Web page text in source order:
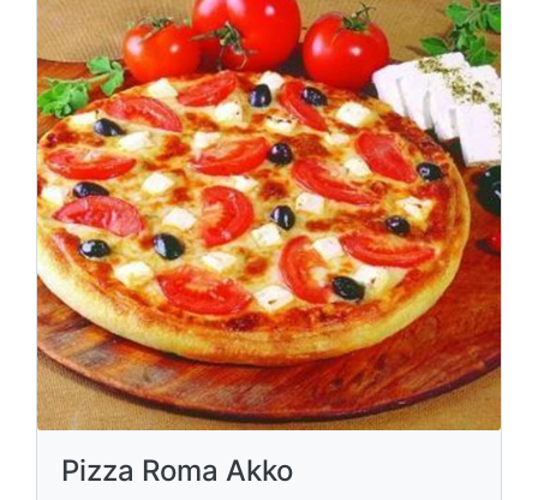
Pizza Roma Akko